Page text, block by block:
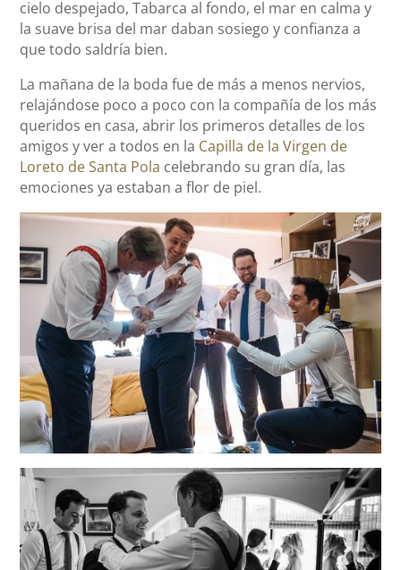
cielo despejado, Tabarca al fondo, el mar en calma y
la suave brisa del mar daban sosiego y confianza a
que todo saldría bien.
La mañana de la boda fue de más a menos nervios,
relajándose poco a poco con la compañía de los más
queridos en casa, abrir los primeros detalles de los
amigos y ver a todos en la Capilla de la Virgen de
Loreto de Santa Pola celebrando su gran día, las
emociones ya estaban a flor de piel.